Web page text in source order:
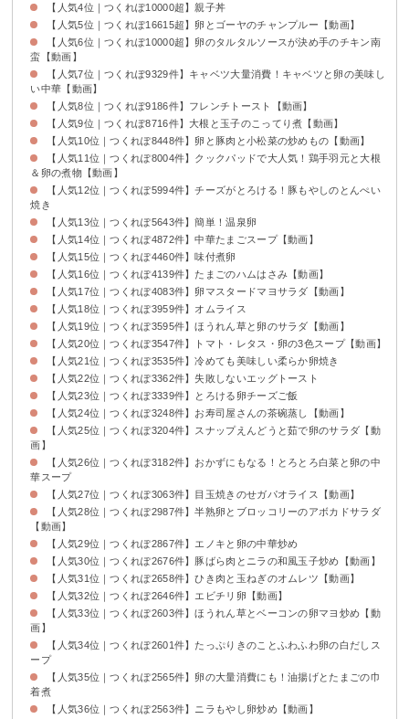
【人気4位｜つくれぽ10000超】親子丼
【人気5位｜つくれぽ16615超】卵とゴーヤのチャンプルー【動画】
【人気6位｜つくれぽ10000超】卵のタルタルソースが決め手のチキン南
蛮【動画】
【人気7位｜つくれぽ9329件】キャベツ大量消費！キャベツと卵の美味し
い中華【動画】
【人気8位｜つくれぽ9186件】フレンチトースト【動画】
【人気9位｜つくれぽ8716件】大根と玉子のこってり煮【動画】
【人気10位｜つくれぽ8448件】卵と豚肉と小松菜の炒めもの【動画】
【人気11位｜つくれぽ8004件】クックパッドで大人気！鶏手羽元と大根
＆卵の煮物【動画】
【人気12位｜つくれぽ5994件】チーズがとろける！豚もやしのとんぺい
焼き
【人気13位｜つくれぽ5643件】簡単！温泉卵
【人気14位｜つくれぽ4872件】中華たまごスープ【動画】
【人気15位｜つくれぽ4460件】味付煮卵
【人気16位｜つくれぽ4139件】たまごのハムはさみ【動画】
【人気17位｜つくれぽ4083件】卵マスタードマヨサラダ【動画】
【人気18位｜つくれぽ3959件】オムライス
【人気19位｜つくれぽ3595件】ほうれん草と卵のサラダ【動画】
【人気20位｜つくれぽ3547件】トマト・レタス・卵の3色スープ【動画】
【人気21位｜つくれぽ3535件】冷めても美味しい柔らか卵焼き
【人気22位｜つくれぽ3362件】失敗しないエッグトースト
【人気23位｜つくれぽ3339件】とろける卵チーズご飯
【人気24位｜つくれぽ3248件】お寿司屋さんの茶碗蒸し【動画】
【人気25位｜つくれぽ3204件】スナップえんどうと茹で卵のサラダ【動
画】
【人気26位｜つくれぽ3182件】おかずにもなる！とろとろ白菜と卵の中
華スープ
【人気27位｜つくれぽ3063件】目玉焼きのせガパオライス【動画】
【人気28位｜つくれぽ2987件】半熟卵とブロッコリーのアボカドサラダ
【動画】
【人気29位｜つくれぽ2867件】エノキと卵の中華炒め
【人気30位｜つくれぽ2676件】豚ばら肉とニラの和風玉子炒め【動画】
【人気31位｜つくれぽ2658件】ひき肉と玉ねぎのオムレツ【動画】
【人気32位｜つくれぽ2646件】エビチリ卵【動画】
【人気33位｜つくれぽ2603件】ほうれん草とベーコンの卵マヨ炒め【動
画】
【人気34位｜つくれぽ2601件】たっぷりきのことふわふわ卵の白だしス
ープ
【人気35位｜つくれぽ2565件】卵の大量消費にも！油揚げとたまごの巾
着煮
【人気36位｜つくれぽ2563件】ニラもやし卵炒め【動画】